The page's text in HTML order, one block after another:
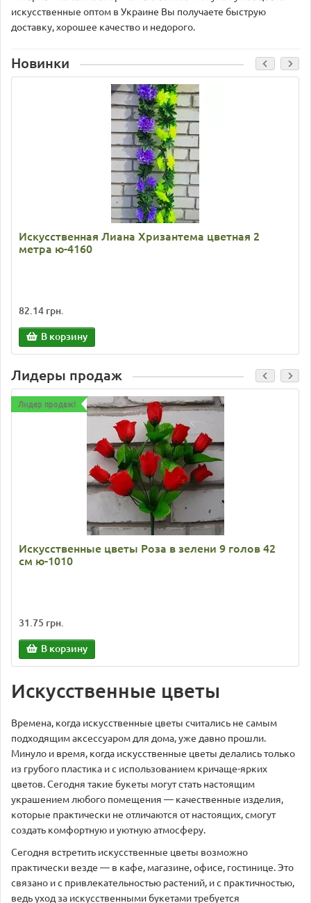
искусственные оптом в Украине Вы получаете быструю
доставку, хорошее качество и недорого.
Новинки
Искусственная Лиана Хризантема цветная 2
метра ю-4160
82.14 грн.
В корзину
Лидеры продаж
Лидер продаж!
Искусственные цветы Роза в зелени 9 голов 42
см ю-1010
31.75 грн.
В корзину
Искусственные цветы
Времена, когда искусственные цветы считались не самым
подходящим аксессуаром для дома, уже давно прошли.
Минуло и время, когда искусственные цветы делались только
из грубого пластика и с использованием кричаще-ярких
цветов. Сегодня такие букеты могут стать настоящим
украшением любого помещения — качественные изделия,
которые практически не отличаются от настоящих, смогут
создать комфортную и уютную атмосферу.
Сегодня встретить искусственные цветы возможно
практически везде — в кафе, магазине, офисе, гостинице. Это
связано и с привлекательностью растений, и с практичностью,
ведь уход за искусственными букетами требуется